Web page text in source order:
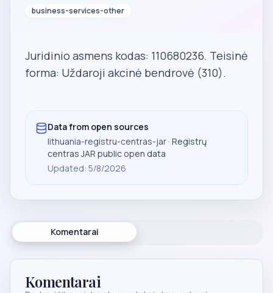
business-services-other
Juridinio asmens kodas: 110680236. Teisinė
forma: Uždaroji akcinė bendrovė (310).
Data from open sources
lithuania-registru-centras-jar · Registrų
centras JAR public open data
Updated: 5/8/2026
Komentarai
Komentarai